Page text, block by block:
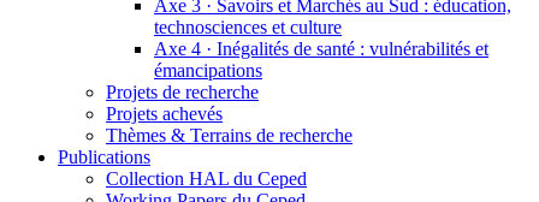
Axe 3 · Savoirs et Marchés au Sud : éducation,
technosciences et culture
Axe 4 · Inégalités de santé : vulnérabilités et
émancipations
Projets de recherche
Projets achevés
Thèmes & Terrains de recherche
Publications
Collection HAL du Ceped